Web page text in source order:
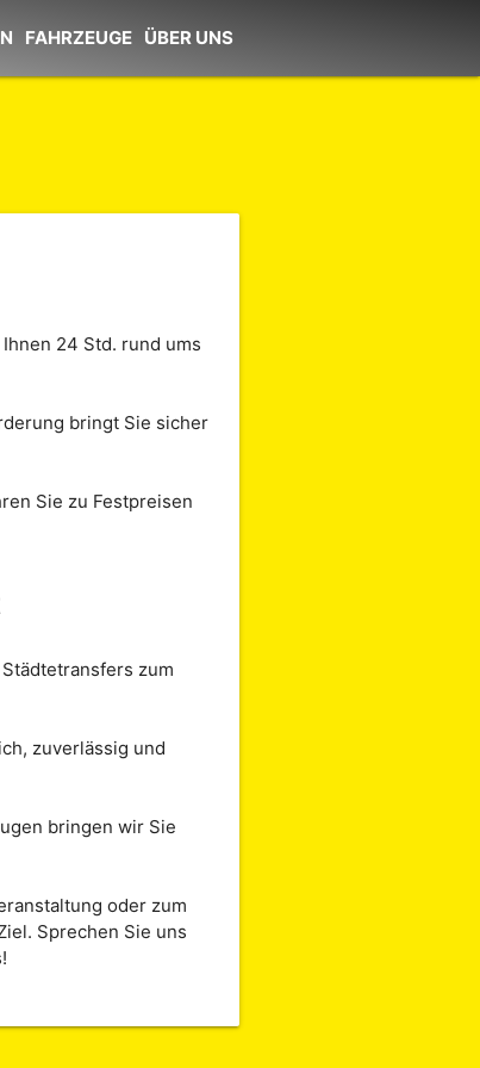
FAHRZEUGE ÜBER UNS
24 Std. rund ums
bringt Sie sicher
Sie zu Festpreisen
zum
zuverlässig und
bringen wir Sie
oder zum
Sprechen Sie uns